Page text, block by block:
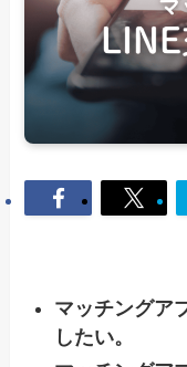
マッチングア
したい。